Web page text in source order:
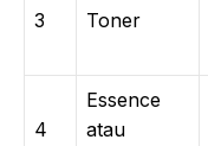
3 Toner
4
Essence
atau